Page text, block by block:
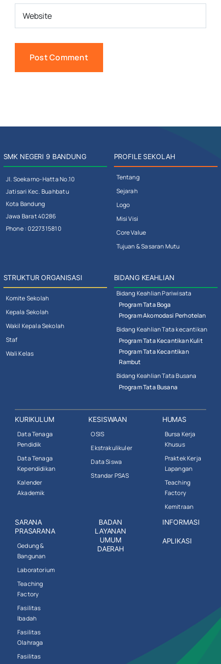
SMK NEGERI 9 BANDUNG
Jl. Soekarno-Hatta No.10
Jatisari Kec. Buahbatu
Kota Bandung
Jawa Barat 40286
Phone : 0227315810
PROFILE SEKOLAH
Tentang
Sejarah
Logo
Misi Visi
Core Value
Tujuan & Sasaran Mutu
STRUKTUR ORGANISASI
Komite Sekolah
Kepala Sekolah
Wakil Kepala Sekolah
Staf
Wali Kelas
BIDANG KEAHLIAN
Bidang Keahlian Pariwisata
Program Tata Boga
Program Akomodasi Perhotelan
Bidang Keahlian Tata kecantikan
Program Tata Kecantikan Kulit
Program Tata Kecantikan
Rambut
Bidang Keahlian Tata Busana
Program Tata Busana
KURIKULUM
Data Tenaga
Pendidik
Data Tenaga
Kependidikan
Kalender
Akademik
KESISWAAN
OSIS
Ekstrakulikuler
Data Siswa
Standar PSAS
HUMAS
Bursa Kerja
Khusus
Praktek Kerja
Lapangan
Teaching
Factory
Kemitraan
SARANA
PRASARANA
Gedung &
Bangunan
Laboratorium
Teaching
Factory
Fasilitas
Ibadah
Fasilitas
Olahraga
Fasilitas
BADAN
LAYANAN
UMUM
DAERAH
INFORMASI
APLIKASI